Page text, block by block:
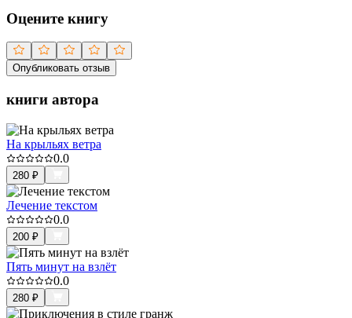
Оцените книгу
Опубликовать отзыв
книги автора
На крыльях ветра
0.0
280 ₽
Лечение текстом
0.0
200 ₽
Пять минут на взлёт
0.0
280 ₽